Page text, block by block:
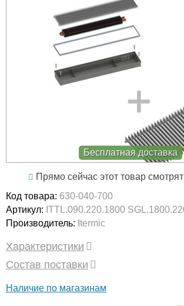
Бесплатная доставка
Прямо сейчас этот товар
Код товара: 630-040-700
Артикул: ITTL.090.220.1800
Производитель: Itermic
Характеристики
Состав поставки
Наличие по магазинам